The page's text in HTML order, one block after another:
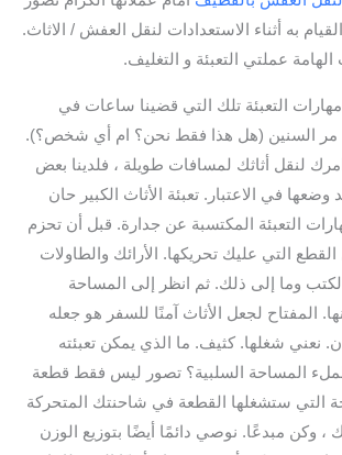
به أثناء الاستعدادات لنقل العفش / الاثاث.
عملتي التعبئة و التغليف.
التعبئة تلك التي قضينا ساعات في
مر السنين (هل هذا فقط نحن؟ ام أي شخص؟).
لنقل أثاثك لمسافات طويلة ، فلدينا بعض
وضعها في الاعتبار. تعبئة الأثاث الكبير حان
التعبئة المكتسبة عن جدارة. قبل أن تحزم
التي عليك تحريكها. الأرائك والطاولات
وما إلى ذلك. ثم انظر إلى المساحة
المفتاح لجعل الأثاث آمنًا للسفر هو جعله
نعني شغلها. كثيف. ما الذي يمكن تعبئته
المساحة السلبية؟ تصور ليس فقط قطعة
التي ستشغلها القطعة في شاحنتك المتحركة
، وكن مبدعًا. نوصي دائمًا أيضًا بتوزيع الوزن